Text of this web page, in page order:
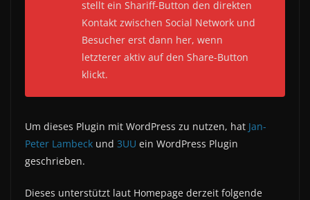
stellt ein Shariff-Button den direkten
Kontakt zwischen Social Network und
Besucher erst dann her, wenn
letzterer aktiv auf den Share-Button
klickt.
Um dieses Plugin mit WordPress zu nutzen, hat Jan-
Peter Lambeck und 3UU ein WordPress Plugin
geschrieben.
Dieses unterstützt laut Homepage derzeit folgende